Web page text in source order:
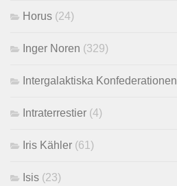
Horus (24)
Inger Noren (329)
Intergalaktiska Konfederationen
Intraterrestier (4)
Iris Kähler (61)
Isis (23)